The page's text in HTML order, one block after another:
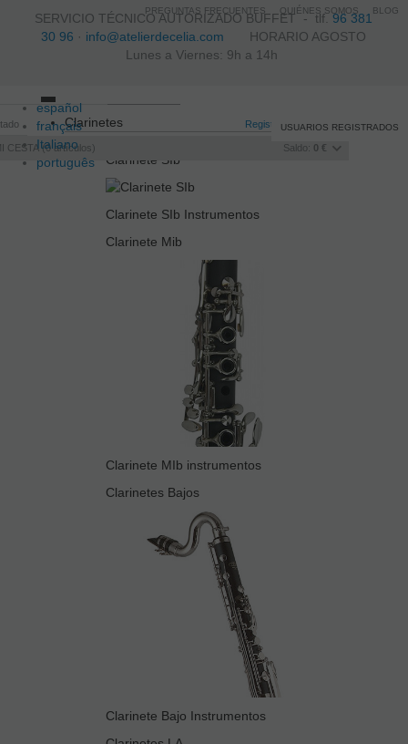
SERVICIO TÉCNICO AUTORIZADO BUFFET -tlf.96 381
30 96 · info@atelierdecelia.com HORARIO AGOSTO
Lunes a Viernes: 9h a 14h
español
français
Italiano
português
Registro /Iniciar sesión
CESTA 0artículos Saldo: 0 €
USUARIOS REGISTRADOS
Toggle
navigation
Clarinetes
Clarinete SIb
Clarinete SIb Instrumentos
Clarinete Mib
Clarinete MIb instrumentos
Clarinetes Bajos
Clarinete Bajo Instrumentos
PREGUNTAS FRECUENTES QUIÉNES SOMOS BLOG